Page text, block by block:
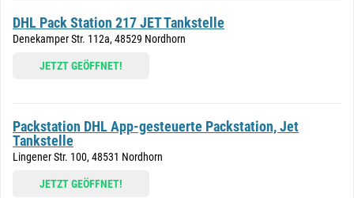
DHL Pack Station 217 JET Tankstelle
Denekamper Str. 112a, 48529 Nordhorn
JETZT GEÖFFNET!
Packstation DHL App-gesteuerte Packstation, Jet
Tankstelle
Lingener Str. 100, 48531 Nordhorn
JETZT GEÖFFNET!